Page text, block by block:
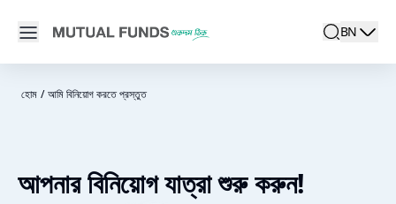
Open main menu
search
Locale
BN
active
হোম / আমি বিনিয়োগ করতে প্রস্তুত
আপনার বিনিয়োগ যাত্রা শুরু করুন!